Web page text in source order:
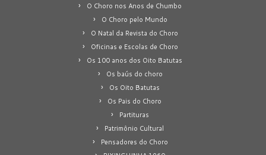
O Choro nos Anos de Chumbo
O Choro pelo Mundo
O Natal da Revista do Choro
Oficinas e Escolas de Choro
Os 100 anos dos Oito Batutas
Os baús do choro
Os Oito Batutas
Os Pais do Choro
Partituras
Patrimônio Cultural
Pensadores do Choro